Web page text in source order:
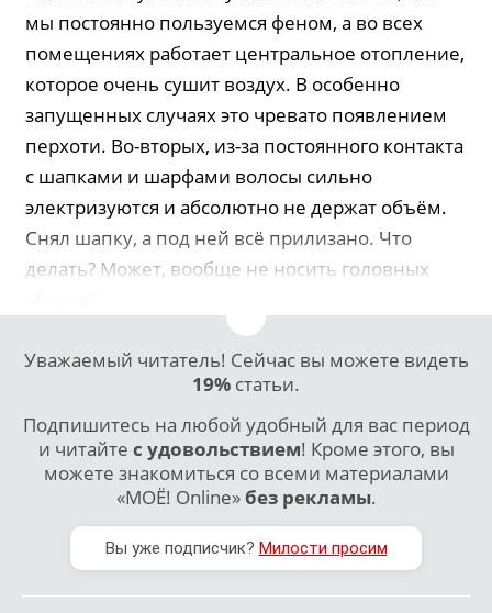
мы постоянно пользуемся феном, а во всех
помещениях работает центральное отопление,
которое очень сушит воздух. В особенно
запущенных случаях это чревато появлением
перхоти. Во-вторых, из-за постоянного контакта
с шапками и шарфами волосы сильно
электризуются и абсолютно не держат объём.
Снял шапку, а под ней всё прилизано. Что
делать? Может, вообще не носить головных
Уважаемый читатель! Сейчас вы можете видеть
19% статьи.
Подпишитесь на любой удобный для вас период
и читайте с удовольствием! Кроме этого, вы
можете знакомиться со всеми материалами
«МОЁ! Online»без рекламы.
Вы уже подписчик? Милости просим